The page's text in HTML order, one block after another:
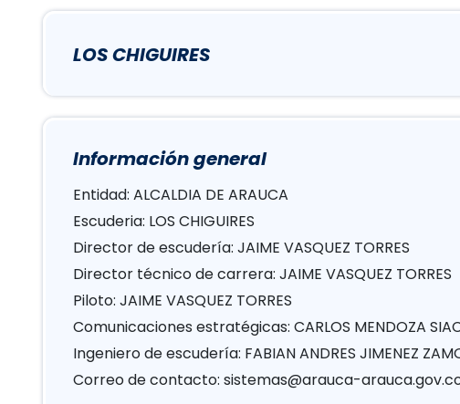
LOS CHIGUIRES
Información general
Entidad: ALCALDIA DE ARAUCA
Escuderia: LOS CHIGUIRES
Director de escudería: JAIME VASQUEZ TORRES
Director técnico de carrera: JAIME VASQUEZ TORRES
Piloto: JAIME VASQUEZ TORRES
Comunicaciones estratégicas: CARLOS MENDOZA
Ingeniero de escudería: FABIAN ANDRES JIMENEZ
Correo de contacto: sistemas@arauca-